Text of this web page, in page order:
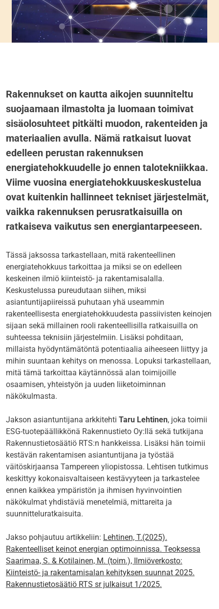
Rakennukset on kautta aikojen suunniteltu
suojaamaan ilmastolta ja luomaan toimivat
sisäolosuhteet pitkälti muodon, rakenteiden ja
materiaalien avulla. Nämä ratkaisut luovat
edelleen perustan rakennuksen
energiatehokkuudelle jo ennen talotekniikkaa.
Viime vuosina energiatehokkuuskeskustelua
ovat kuitenkin hallinneet tekniset järjestelmät,
vaikka rakennuksen perusratkaisuilla on
ratkaiseva vaikutus sen energiantarpeeseen.
Tässä jaksossa tarkastellaan, mitä rakenteellinen
energiatehokkuus tarkoittaa ja miksi se on edelleen
keskeinen ilmiö kiinteistö- ja rakentamisalalla.
Keskustelussa pureudutaan siihen, miksi
asiantuntijapiireissä puhutaan yhä useammin
rakenteellisesta energiatehokkuudesta passiivisten keinojen
sijaan sekä millainen rooli rakenteellisilla ratkaisuilla on
suhteessa teknisiin järjestelmiin. Lisäksi pohditaan,
millaista hyödyntämätöntä potentiaalia aiheeseen liittyy ja
mihin suuntaan kehitys on menossa. Lopuksi tarkastellaan,
mitä tämä tarkoittaa käytännössä alan toimijoille
osaamisen, yhteistyön ja uuden liiketoiminnan
näkökulmasta.
Jakson asiantuntijana arkkitehti Taru Lehtinen, joka toimii
ESG-tuotepäällikkönä Rakennustieto Oy:llä sekä tutkijana
Rakennustietosäätiö RTS:n hankkeissa. Lisäksi hän toimii
kestävän rakentamisen asiantuntijana ja työstää
väitöskirjaansa Tampereen yliopistossa. Lehtisen tutkimus
keskittyy kokonaisvaltaiseen kestävyyteen ja tarkastelee
ennen kaikkea ympäristön ja ihmisen hyvinvointien
näkökulmat yhdistäviä menetelmiä, mittareita ja
suunnitteluratkaisuita.
Jakso pohjautuu artikkeliin: Lehtinen, T.(2025).
Rakenteelliset keinot energian optimoinnissa. Teoksessa
Saarimaa, S. & Kotilainen, M. (toim.), Ilmiöverkosto:
Kiinteistö- ja rakentamisalan kehityksen suunnat 2025.
Rakennustietosäätiö RTS sr julkaisut 1/2025.